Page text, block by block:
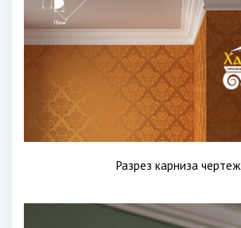
Разрез карниза чертеж